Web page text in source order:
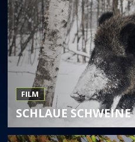
FILM
SCHLAUE SCHWEINE